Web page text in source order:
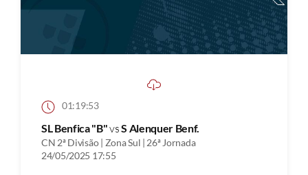
01:19:53
SL Benfica "B"vsS Alenquer Benf.
CN 2ª Divisão | Zona Sul | 26ª Jornada
24/05/2025 17:55